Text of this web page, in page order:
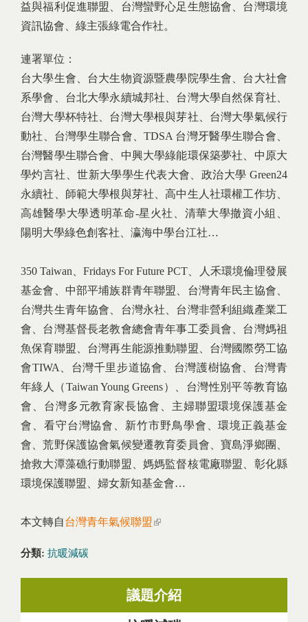
益與福利促進聯盟、台灣蠻野心足生態協會、台灣環境
資訊協會、綠主張綠電合作社。
連署單位：
台大學生會、台大生物資源暨農學院學生會、台大社會
系學會、台北大學永續城邦社、台灣大學自然保育社、
台灣大學杯特社、台灣大學根與芽社、台灣大學氣候行
動社、台灣學生聯合會、TDSA 台灣牙醫學生聯合會、
台灣醫學生聯合會、中興大學綠能環保築夢社、中原大
學灼言社、世新大學學生代表大會、政治大學 Green24
永續社、師範大學根與芽社、高中生人社環權工作坊、
高雄醫學大學透明革命-星火社、清華大學撤資小組、
陽明大學綠色創客社、瀛海中學台江社…
350 Taiwan、Fridays For Future PCT、人禾環境倫理發展
基金會、中部平埔族群青年聯盟、台灣青年民主協會、
台灣共生青年協會、台灣永社、台灣非營利組織產業工
會、台灣基督長老教會總會青年事工委員會、台灣媽祖
魚保育聯盟、台灣再生能源推動聯盟、台灣國際勞工協
會TIWA、台灣千里步道協會、台灣護樹協會、台灣青
年綠人（Taiwan Young Greens）、台灣性別平等教育協
會、台灣多元教育家長協會、主婦聯盟環境保護基金
會、看守台灣協會、新竹市野鳥學會、環境正義基金
會、荒野保護協會氣候變遷教育委員會、寶島淨鄉團、
搶救大潭藻礁行動聯盟、媽媽監督核電廠聯盟、彰化縣
環境保護聯盟、婦女新知基金會…
本文轉自台灣青年氣候聯盟 (link is external)
分類: 抗暖減碳
議題介紹